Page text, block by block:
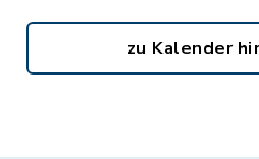
zu Kalender